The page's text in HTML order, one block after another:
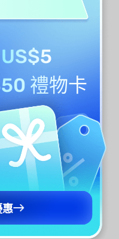
者難以理解。詢問
容並提供簡化的解
述的文字/段落。
PDF”標籤下，在聊
貼上複製的文字/段
US$5
禮物卡
惠